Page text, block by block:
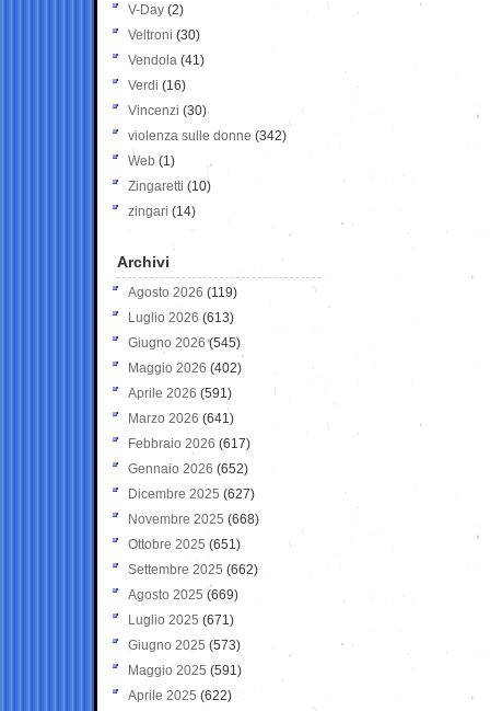
V-Day (2)
Veltroni (30)
Vendola (41)
Verdi (16)
Vincenzi (30)
violenza sulle donne (342)
Web (1)
Zingaretti (10)
zingari (14)
Archivi
Agosto 2026 (119)
Luglio 2026 (613)
Giugno 2026 (545)
Maggio 2026 (402)
Aprile 2026 (591)
Marzo 2026 (641)
Febbraio 2026 (617)
Gennaio 2026 (652)
Dicembre 2025 (627)
Novembre 2025 (668)
Ottobre 2025 (651)
Settembre 2025 (662)
Agosto 2025 (669)
Luglio 2025 (671)
Giugno 2025 (573)
Maggio 2025 (591)
Aprile 2025 (622)